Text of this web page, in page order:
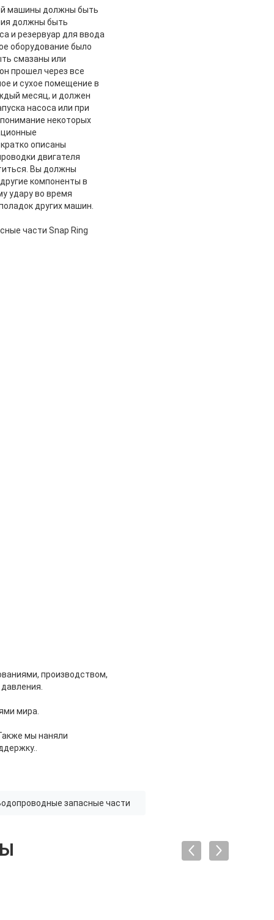
машины должны быть
должны быть
и резервуар для ввода
оборудование было
смазаны или
прошел через все
и сухое помещение в
месяц, и должен
насоса или при
некоторых
описаны
двигателя
Вы должны
компоненты в
удару во время
других машин.
части Snap Ring
производством,
мира.
мы наняли
запасные части